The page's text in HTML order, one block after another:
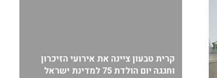
קרית טבעון ציינה את אירועי הזיכרון
וחגגה יום הולדת 75 למדינת ישראל